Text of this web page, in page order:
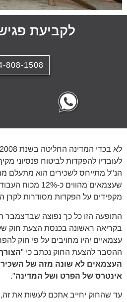
לקביעת
808-1508
לעובדיו להפקדות לביטוח פנסיוני
הנ"ל מתייחס לשכירים הוא מתעלם
שעצמאים מהווים
מקפידים על הפקדות מסודרות לקרן
בקריאה ראשונה בכנסת הצעת חוק של
עצמאיים יהיו מחויבים על פי חוק
ההסבר להצעת החוק נכתב כי "
העצמאים לא שונה מזה של
אינטרס של הפרט ושל המדינה".
עד שהחוק יחייב אתכם לעשות את